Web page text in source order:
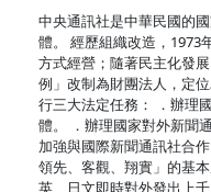
中央通訊社是中華民國的
體。 經歷組織改造，1973
方式經營；隨著民主化發
例」改制為財團法人，定
行三大法定任務： ．辦理
體。 ．辦理國家對外新聞
加強與國際新聞通訊社合
領先、客觀、翔實」的基
英、日文即時對外發出上